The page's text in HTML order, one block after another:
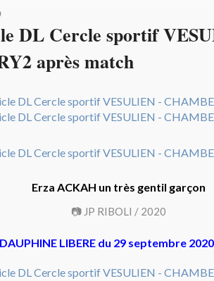
DL Cercle sportif
après match
Erza ACKAH un très gentil garçon
📷 JP RIBOLI / 2020
LIBERE du 29 septembre